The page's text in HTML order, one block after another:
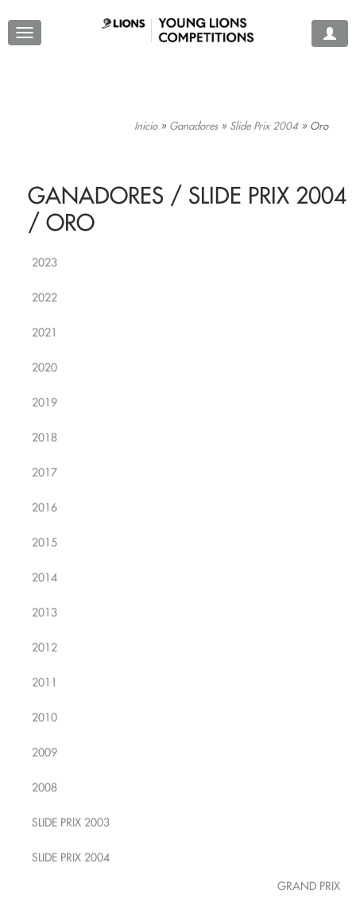
Inicio» Ganadores» Slide Prix 2004» Oro
GANADORES / SLIDE PRIX 2004
/ ORO
2023
2022
2021
2020
2019
2018
2017
2016
2015
2014
2013
2012
2011
2010
2009
2008
SLIDE PRIX 2003
SLIDE PRIX 2004
GRAND PRIX